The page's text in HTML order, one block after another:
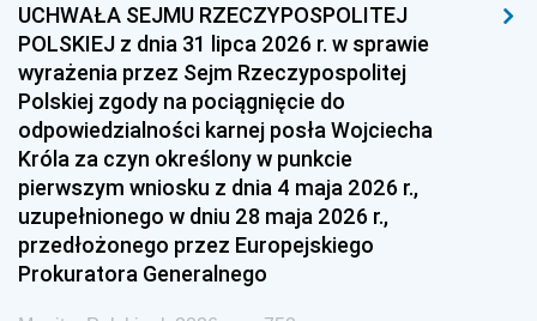
UCHWAŁA SEJMU RZECZYPOSPOLITEJ
POLSKIEJ z dnia 31 lipca 2026 r. w sprawie
wyrażenia przez Sejm Rzeczypospolitej
Polskiej zgody na pociągnięcie do
odpowiedzialności karnej posła Wojciecha
Króla za czyn określony w punkcie
pierwszym wniosku z dnia 4 maja 2026 r.,
uzupełnionego w dniu 28 maja 2026 r.,
przedłożonego przez Europejskiego
Prokuratora Generalnego